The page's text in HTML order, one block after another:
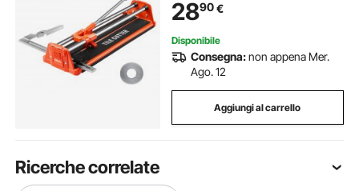
Pressione Antiscivolo
2890€
Disponibile
Consegna:non appena Mer.
Ago. 12
Aggiungi al carrello
Ricerche correlate